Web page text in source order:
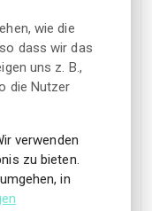
Standort
in der
Nähe eines Sees
wie die
dass wir das
uns z. B.,
die Nutzer
verwenden
zu bieten.
in